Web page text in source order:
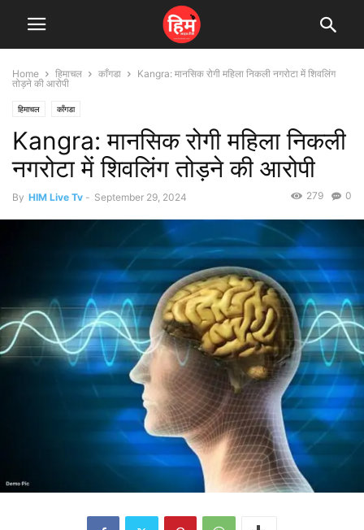
Home हिमाचल काँगडा
Kangra: मानसिक रोगी महिला निकली नगरोटा में शिवलिंग
तोड़ने की आरोपी
हिमाचल काँगडा
Kangra: मानसिक रोगी महिला निकली
नगरोटा में शिवलिंग तोड़ने की आरोपी
By HIM Live Tv - September 29, 2024 0
279